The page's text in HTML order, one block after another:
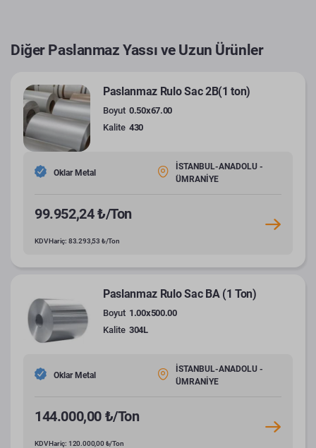
Diğer Paslanmaz Yassı ve Uzun Ürünler
Paslanmaz Rulo Sac 2B(1 ton)
Boyut 0.50x67.00
Kalite 430
Oklar Metal
İSTANBUL-ANADOLU -
ÜMRANİYE
99.952,24 ₺/Ton
KDV Hariç: 83.293,53 ₺/Ton
Paslanmaz Rulo Sac BA (1 Ton)
Boyut 1.00x500.00
Kalite 304L
Oklar Metal
İSTANBUL-ANADOLU -
ÜMRANİYE
144.000,00 ₺/Ton
KDV Hariç: 120.000,00 ₺/Ton